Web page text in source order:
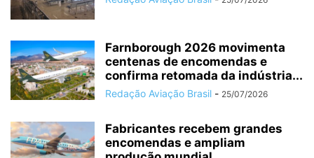
Farnborough 2026 movimenta
centenas de encomendas e
confirma retomada da indústria...
Redação Aviação Brasil - 25/07/2026
Fabricantes recebem grandes
encomendas e ampliam